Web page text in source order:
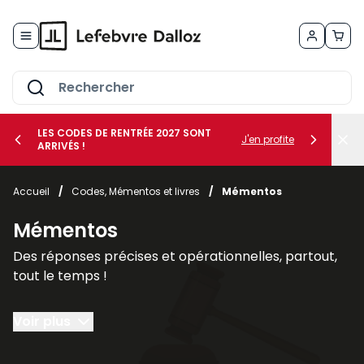
le sous-menu Vos métiers
le sous-menu Vos besoins
LES CODES DE RENTRÉE 2027 SONT
ARRIVÉS !
J'en profite
Accueil / Codes, Mémentos et livres / Mémentos
Mémentos
Des réponses précises et opérationnelles, partout,
tout le temps !
LeMémento
couvrant l'intégralité d'une matière pour traiter